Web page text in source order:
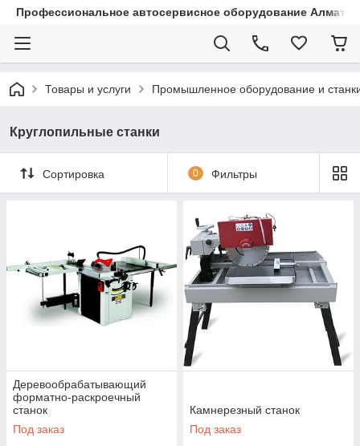
Профессиональное автосервисное оборудование Алматы
Товары и услуги Промышленное оборудование и
Круглопильные станки
Сортировка 0 Фильтры
Деревообрабатывающий
форматно-раскроечный
станок
Под заказ
Камнерезный станок
Под заказ